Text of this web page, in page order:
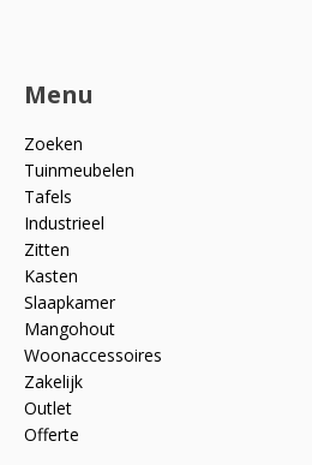
Menu
Zoeken
Tuinmeubelen
Tafels
Industrieel
Zitten
Kasten
Slaapkamer
Mangohout
Woonaccessoires
Zakelijk
Outlet
Offerte